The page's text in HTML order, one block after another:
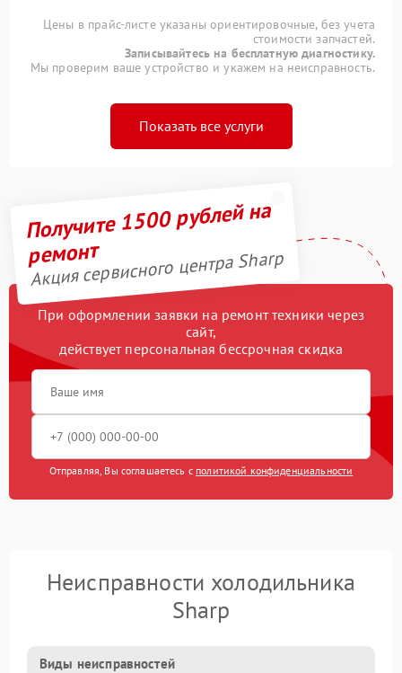
Цены в прайс-листе указаны ориентировочные, без учета
стоимости запчастей.
Записывайтесь на бесплатную диагностику.
Мы проверим ваше устройство и укажем на неисправность.
Показать все услуги
Получите 1500 рублей на
ремонт
Акция сервисного центра Sharp
При оформлении заявки на ремонт техники через
сайт,
действует персональная бессрочная скидка
Отправляя, Вы соглашаетесь с политикой конфиденциальности
Неисправности холодильника
Sharp
Виды неисправностей